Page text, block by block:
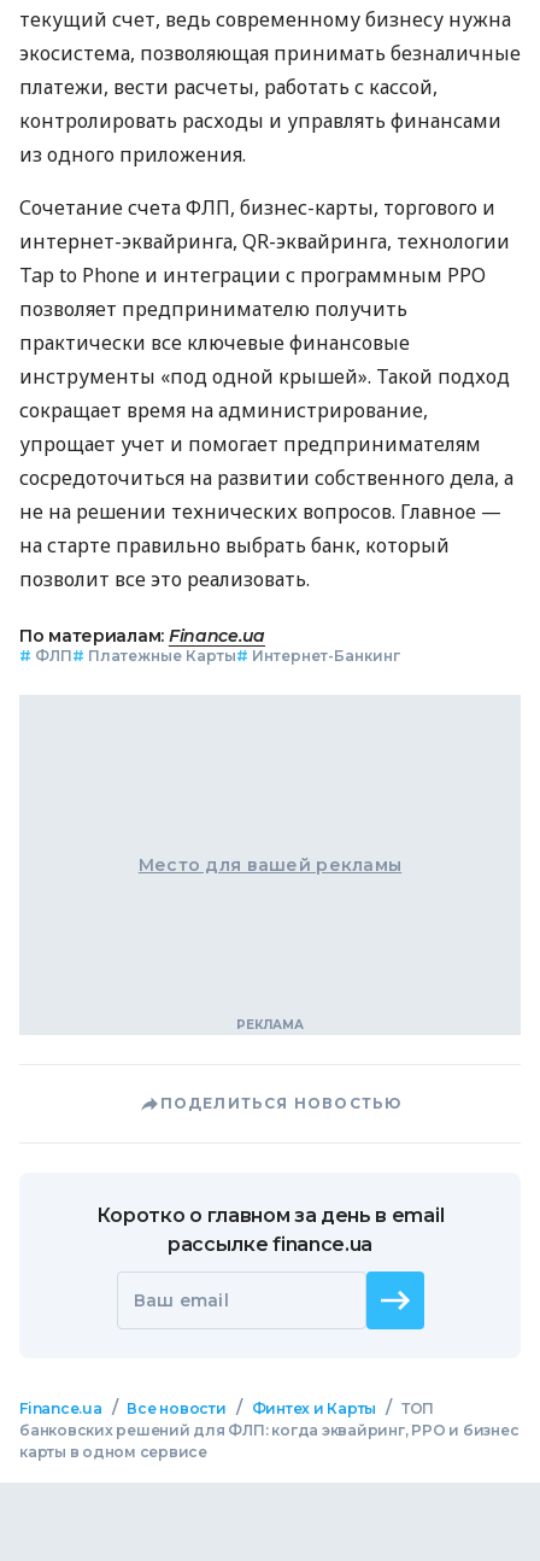
текущий счет, ведь современному бизнесу нужна
экосистема, позволяющая принимать безналичные
платежи, вести расчеты, работать с кассой,
контролировать расходы и управлять финансами
из одного приложения.
Сочетание счета ФЛП, бизнес-карты, торгового и
интернет-эквайринга, QR-эквайринга, технологии
Tap to Phone и интеграции с программным РРО
позволяет предпринимателю получить
практически все ключевые финансовые
инструменты «под одной крышей». Такой подход
сокращает время на администрирование,
упрощает учет и помогает предпринимателям
сосредоточиться на развитии собственного дела, а
не на решении технических вопросов. Главное —
на старте правильно выбрать банк, который
позволит все это реализовать.
По материалам: Finance.ua
# ФЛП# Платежные Карты# Интернет-Банкинг
Место для вашей рекламы
ПОДЕЛИТЬСЯ НОВОСТЬЮ
Коротко о главном за день в email
рассылке finance.ua
Ваш email
Finance.ua / Все новости / Финтех и Карты / ТОП
банковских решений для ФЛП: когда эквайринг, РРО и бизнес
карты в одном сервисе